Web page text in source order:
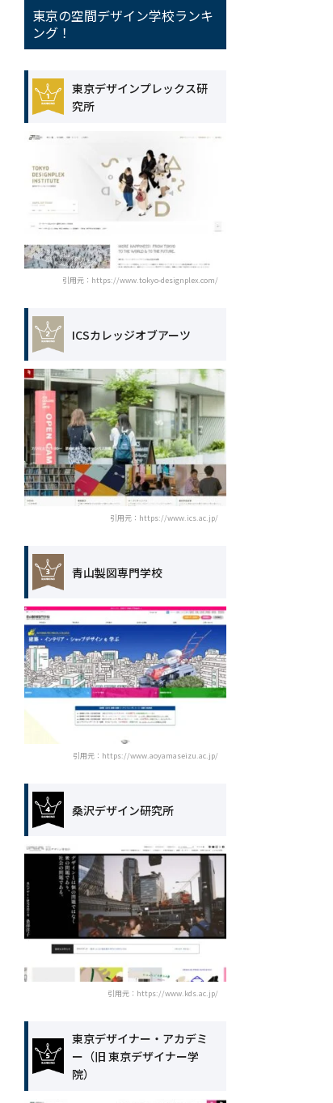
東京の空間デザイン学校ランキ
ング！
東京デザインプレックス研
究所
引用元：https://www.tokyo-designplex.com/
ICSカレッジオブアーツ
引用元：https://www.ics.ac.jp/
青山製図専門学校
引用元：https://www.aoyamaseizu.ac.jp/
桑沢デザイン研究所
引用元：https://www.kds.ac.jp/
東京デザイナー・アカデミ
ー（旧 東京デザイナー学
院）